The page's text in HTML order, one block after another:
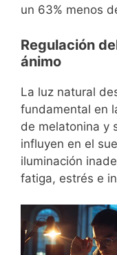
un 63% menos
Regulación
ánimo
La luz natural
fundamental en
de melatonina y
influyen en el
iluminación
fatiga, estrés e